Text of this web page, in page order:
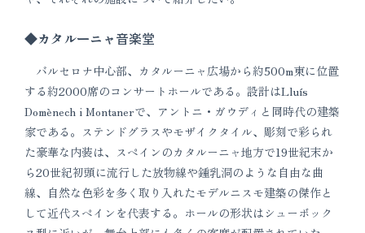
◆カタルーニャ音楽堂
バルセロナ中心部、カタルーニャ広場から約500m東に位置
する約2000席のコンサートホールである。設計はLluís
Domènech i Montanerで、アントニ・ガウディと同時代の建築
家である。ステンドグラスやモザイクタイル、彫刻で彩られ
た豪華な内装は、スペインのカタルーニャ地方で19世紀末か
ら20世紀初頭に流行した放物線や鍾乳洞のような自由な曲
線、自然な色彩を多く取り入れたモデルニスモ建築の傑作と
して近代スペインを代表する。ホールの形状はシューボック